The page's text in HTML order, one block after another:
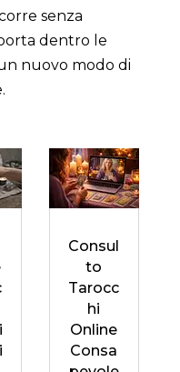
senza
dentro le
nuovo modo di
Consul
to
Tarocc
hi
Online
Consa